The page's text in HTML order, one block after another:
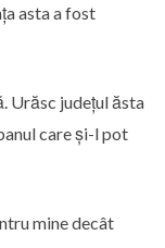
asta a fost
Urăsc județul ăsta
care și-l pot
mine decât